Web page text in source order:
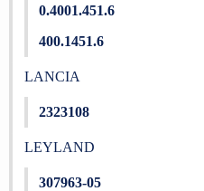
0.4001.451.6
400.1451.6
LANCIA
2323108
LEYLAND
307963-05